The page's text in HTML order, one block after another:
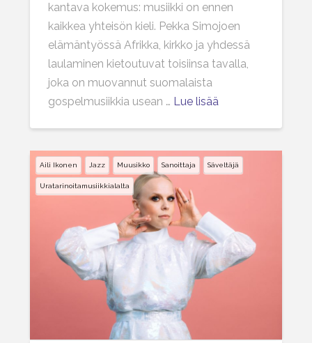
kantava kokemus: musiikki on ennen
kaikkea yhteisön kieli. Pekka Simojoen
elämäntyössä Afrikka, kirkko ja yhdessä
laulaminen kietoutuvat toisiinsa tavalla,
joka on muovannut suomalaista
gospelmusiikkia usean … Lue lisää
Aili Ikonen Jazz Muusikko Sanoittaja Säveltäjä
Uratarinoitamusiikkialalta